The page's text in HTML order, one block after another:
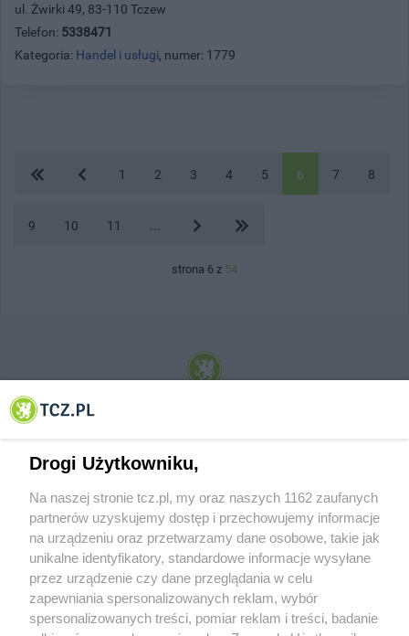
ul. Żwirki 49, 83-110 Tczew
Telefon: 5338471
Kategoria: Handel i usługi, numer: 1779
1 2 3 4 5 6 7 8
9 10 11
strona 6 z 54
© 2001-2026 Tczew - TCZ.PL Sp. z o.o. Internetowy Serwis Informacyjny Miasta
O FIRMIE POLITYKA PRYWATNOŚCI HOSTING
Drogi Użytkowniku,
Na naszej stronie tcz.pl, my oraz naszych 1162 zaufanych
partnerów uzyskujemy dostęp i przechowujemy informacje
na urządzeniu oraz przetwarzamy dane osobowe, takie jak
unikalne identyfikatory, standardowe informacje wysyłane
przez urządzenie czy dane przeglądania w celu
zapewniania spersonalizowanych reklam, wybór
spersonalizowanych treści, pomiar reklam i treści, badanie